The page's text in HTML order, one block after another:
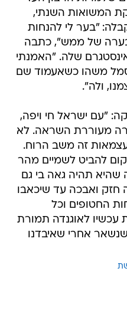
המשואות השנתי,
"בער לי להנחות
של ממש", כתבה
שלה. "האמנתי
משהו כשאעמוד שם
ולה".
"עם ישראל חי ויפה,
מעוררת השראה. לא
זה משב הרוח.
להביט לשמיים מהר
שהיא תהיה גאה בי גם
ואבכה עד שיכאבו
החטופים וכל
עכשיו לאוגנדה תמורת
אחרי שאיבדנו